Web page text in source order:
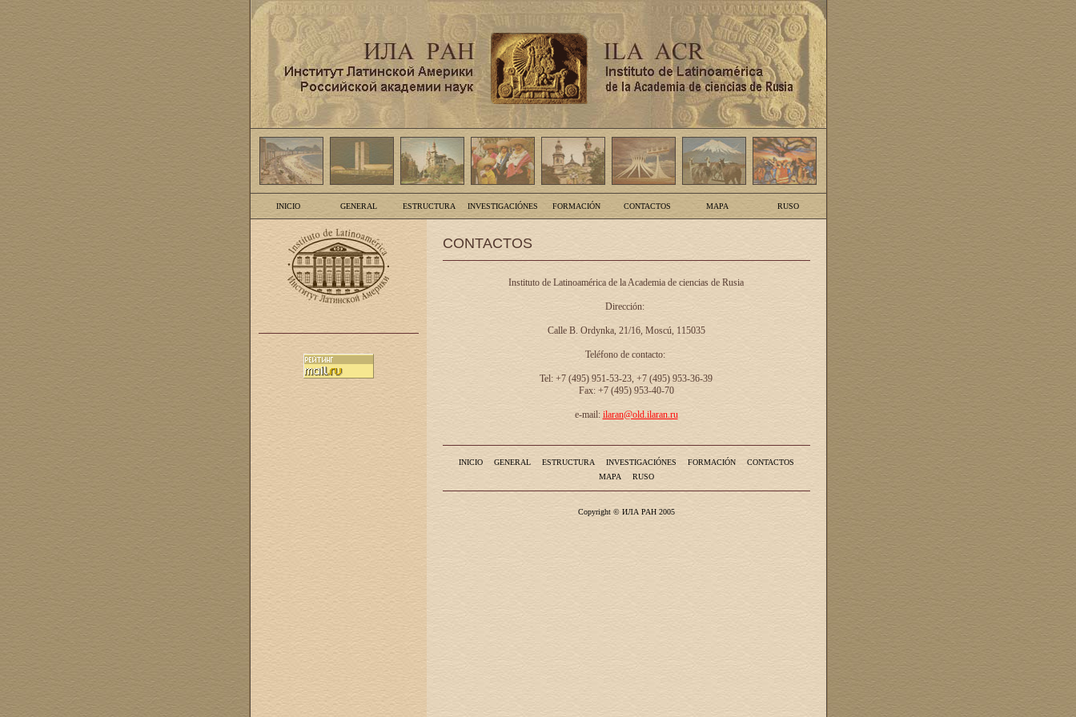
INICIO GENERAL ESTRUCTURA INVESTIGACIÓNES FORMACIÓN CONTACTOS MAPA RUSO
CONTACTOS
Instituto de Latinoamérica de la Academia de ciencias de Rusia
Dirección:
Calle B. Ordynka, 21/16, Moscú, 115035
Teléfono de contacto:
Tel: +7 (495) 951-53-23, +7 (495) 953-36-39
Fax: +7 (495) 953-40-70
e-mail: ilaran@old.ilaran.ru
INICIO GENERAL ESTRUCTURA INVESTIGACIÓNES FORMACIÓN
CONTACTOS
MAPA
RUSO
Copyright © ИЛА РАН 2005